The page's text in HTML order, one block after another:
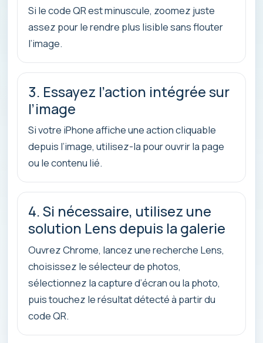
Si le code QR est minuscule, zoomez juste
assez pour le rendre plus lisible sans flouter
l’image.
3. Essayez l’action intégrée sur
l’image
Si votre iPhone affiche une action cliquable
depuis l’image, utilisez-la pour ouvrir la page
ou le contenu lié.
4. Si nécessaire, utilisez une
solution Lens depuis la galerie
Ouvrez Chrome, lancez une recherche Lens,
choisissez le sélecteur de photos,
sélectionnez la capture d’écran ou la photo,
puis touchez le résultat détecté à partir du
code QR.